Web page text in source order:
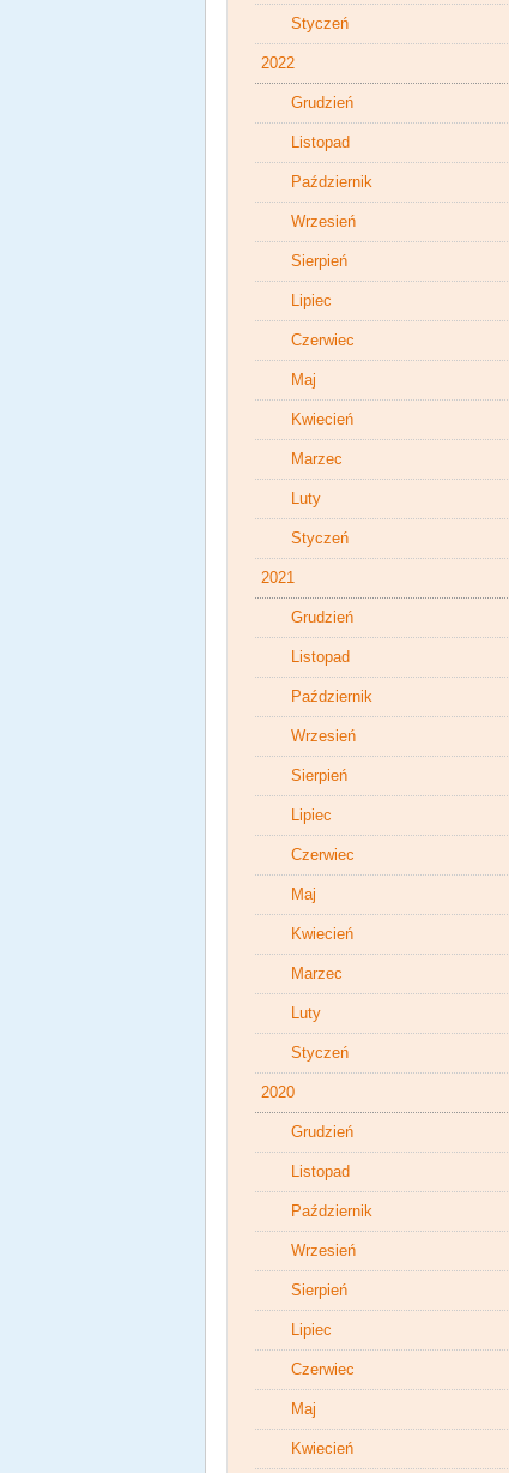
Styczeń
2022
Grudzień
Listopad
Październik
Wrzesień
Sierpień
Lipiec
Czerwiec
Maj
Kwiecień
Marzec
Luty
Styczeń
2021
Grudzień
Listopad
Październik
Wrzesień
Sierpień
Lipiec
Czerwiec
Maj
Kwiecień
Marzec
Luty
Styczeń
2020
Grudzień
Listopad
Październik
Wrzesień
Sierpień
Lipiec
Czerwiec
Maj
Kwiecień